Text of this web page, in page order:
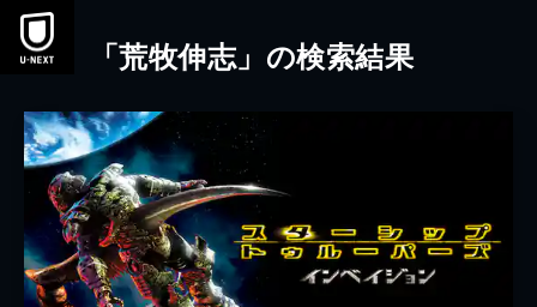
本文へスキップ
「荒牧伸志」の検索結果